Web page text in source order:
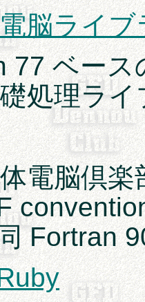
脳ライブ
77 ベー
処理ライ
電脳倶
Fortran